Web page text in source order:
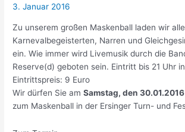
3. Januar 2016
Zu unserem großen Maskenball laden wir alle
Karnevalbegeisterten, Narren und
ein. Wie immer wird Livemusik durch die
Reserve(d) geboten sein. Eintritt bis 21 Uhr
Eintrittspreis: 9 Euro
Wir dürfen Sie amSamstag, den
zum Maskenball in der Ersinger Turn- und